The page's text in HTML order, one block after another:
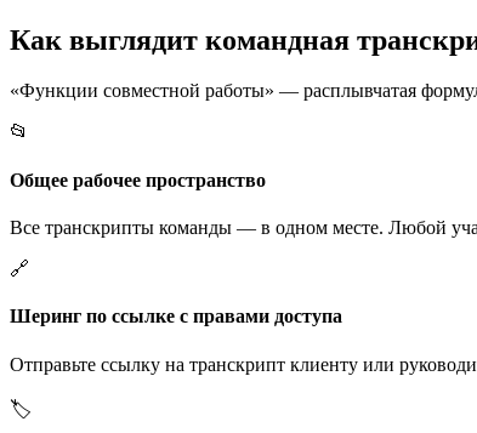
Как выглядит командная
«Функции совместной работы» — расплывчатая
📂
Общее рабочее пространство
Все транскрипты команды — в одном месте. Любой
🔗
Шеринг по ссылке с правами доступа
Отправьте ссылку на транскрипт клиенту или
🏷️